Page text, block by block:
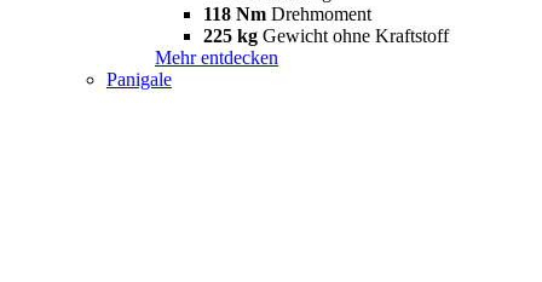
118 Nm Drehmoment
225 kg Gewicht ohne Kraftstoff
Mehr entdecken
Panigale